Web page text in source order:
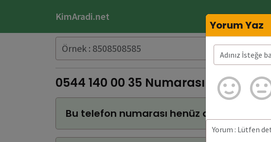
KimAradi.net
0544 140 00 35 Numarası Kimin?
Bu telefon numarası henüz doğrulanmadı.
Yorum Yaz